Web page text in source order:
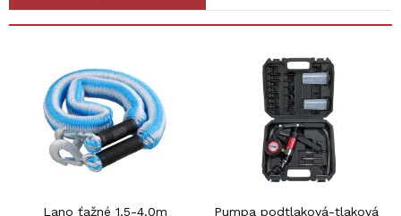
Lano ťažné 1.5-4.0m
Pumpa podtlaková-tlaková